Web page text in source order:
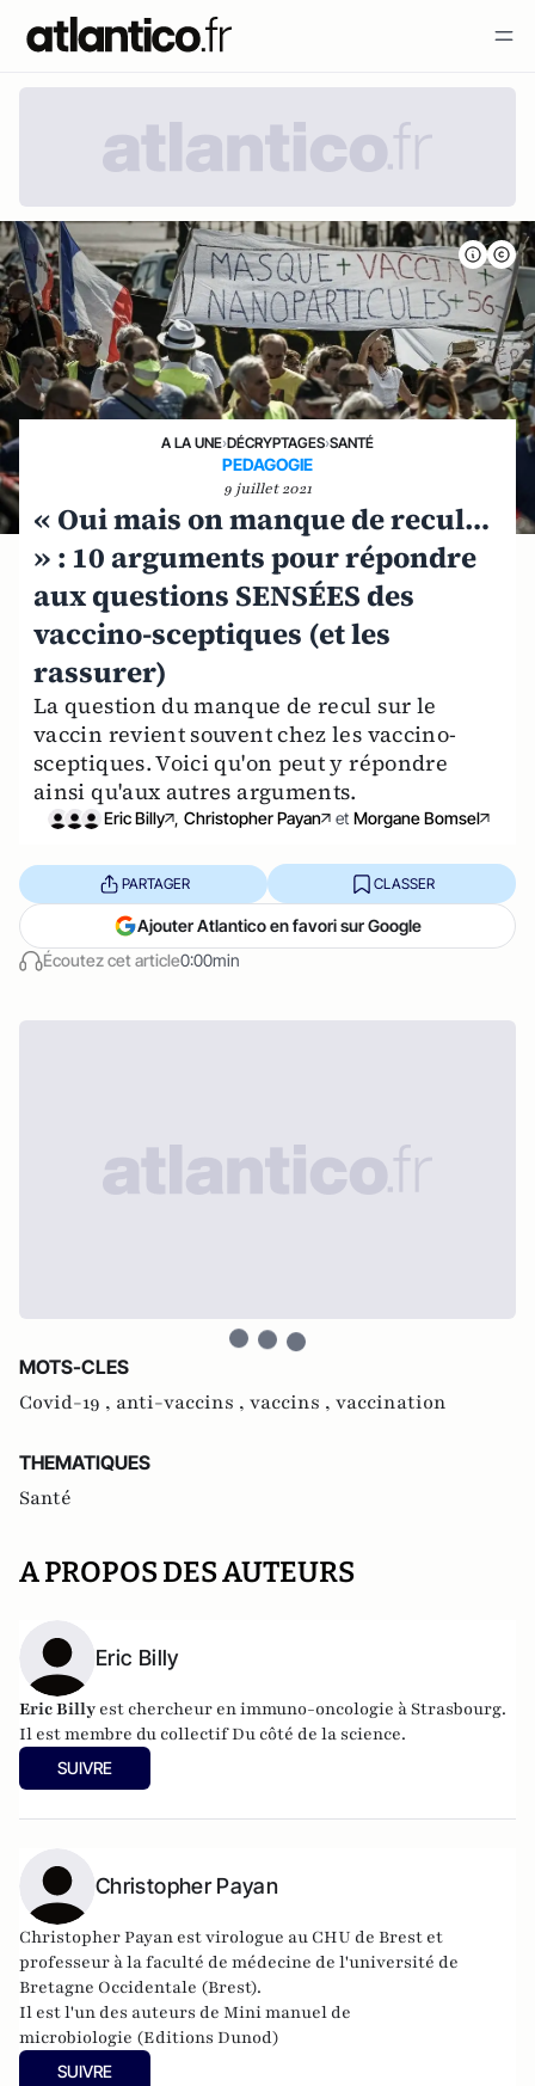
A LA UNE›DÉCRYPTAGES›SANTÉ
PEDAGOGIE
9 juillet 2021
« Oui mais on manque de recul…
» : 10 arguments pour répondre
aux questions SENSÉES des
vaccino-sceptiques (et les
rassurer)
La question du manque de recul sur le
vaccin revient souvent chez les vaccino-
sceptiques. Voici qu'on peut y répondre
ainsi qu'aux autres arguments.
Eric Billy , Christopher Payan et Morgane Bomsel
Écoutez cet article0:00min
PARTAGER CLASSER
Ajouter Atlantico en favori sur Google
MOTS-CLES
Covid-19 , anti-vaccins , vaccins , vaccination
THEMATIQUES
Santé
A PROPOS DES AUTEURS
Eric Billy
Eric Billy est chercheur en immuno-oncologie à Strasbourg.
Il est membre du collectifDu côté de la science.
SUIVRE
Christopher Payan
Christopher Payan est virologue au CHU de Brest et
professeur à la faculté de médecine de l'université de
Bretagne Occidentale (Brest).
Il est l'un des auteurs de Mini manuel de
microbiologie (Editions Dunod)
SUIVRE